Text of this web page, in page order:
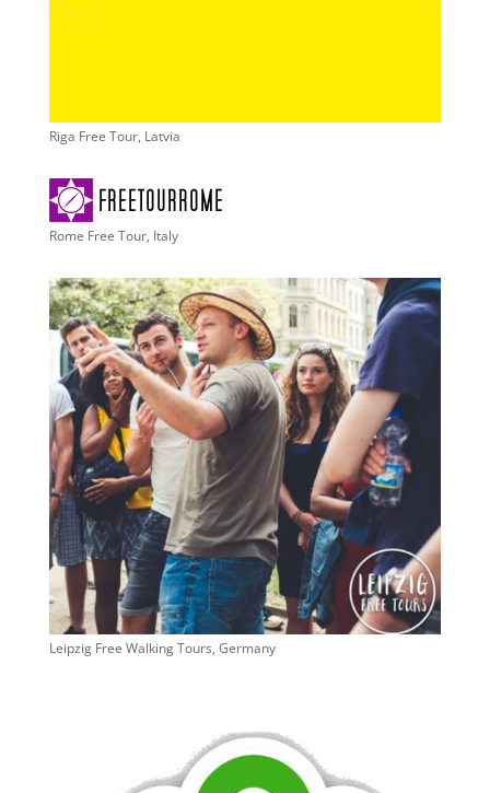
Riga Free Tour, Latvia
Rome Free Tour, Italy
Leipzig Free Walking Tours, Germany